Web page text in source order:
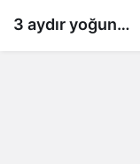
3 aydır yoğun